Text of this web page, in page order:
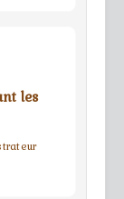
les